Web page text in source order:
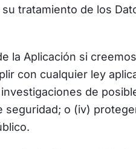
tratamiento de los
la Aplicación si
con cualquier ley
de
seguridad; o (iv)